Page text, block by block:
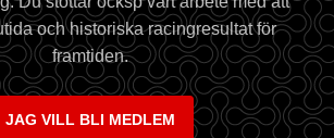
och historiska racingresultat för
framtiden.
JAG VILL BLI MEDLEM